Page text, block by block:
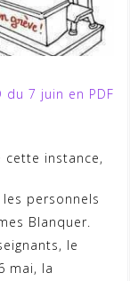
du 7 juin en PDF
cette instance,
personnels
Blanquer.
le
mai, la